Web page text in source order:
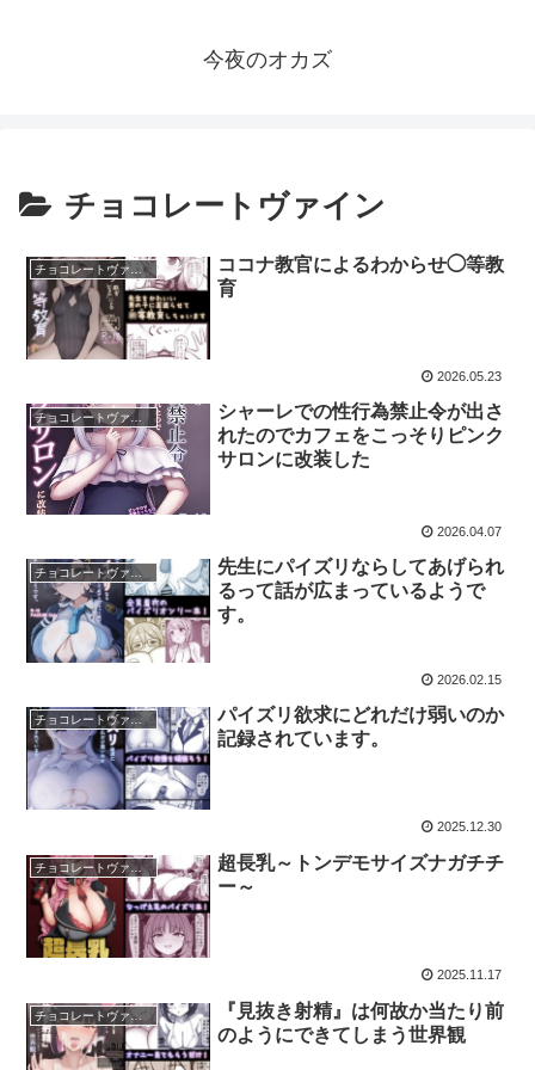
今夜のオカズ
チョコレートヴァイン
チョコレートヴァイン
ココナ教官によるわからせ◯等教
育
2026.05.23
チョコレートヴァイン
シャーレでの性行為禁止令が出さ
れたのでカフェをこっそりピンク
サロンに改装した
2026.04.07
先生にパイズリならしてあげられ
るって話が広まっているようで
す。
2026.02.15
チョコレートヴァイン
パイズリ欲求にどれだけ弱いのか
記録されています。
2025.12.30
チョコレートヴァイン
超長乳～トンデモサイズナガチチ
ー～
2025.11.17
チョコレートヴァイン
『見抜き射精』は何故か当たり前
のようにできてしまう世界観